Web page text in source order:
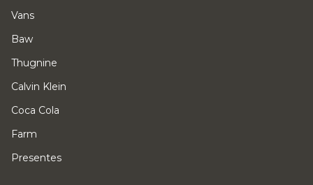
Vans
Baw
Thugnine
Calvin Klein
Coca Cola
Farm
Presentes